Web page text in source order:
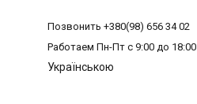
Позвонить +380(98) 656 34 02
Работаем Пн-Пт с 9:00 до 18:00
Українською